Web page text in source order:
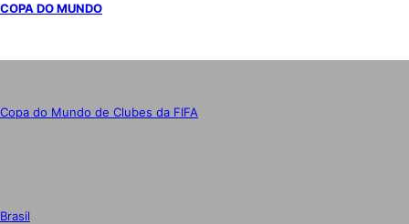
COPA DO MUNDO
Copa do Mundo de Clubes da FIFA
Brasil